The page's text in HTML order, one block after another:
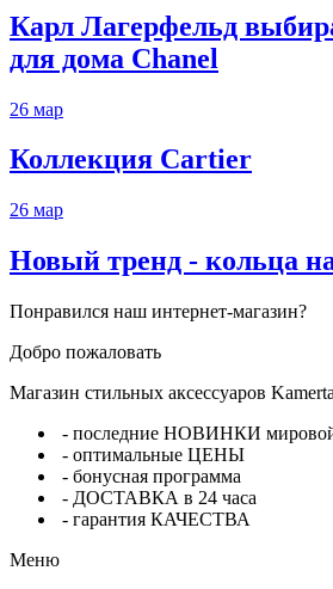
Карл Лагерфельд
для дома Chanel
26 мар
Коллекция Cartier
26 мар
Новый тренд - кольца
Понравился наш интернет-магазин?
Добро пожаловать
Магазин стильных аксессуаров
- последние НОВИНКИ
- оптимальные ЦЕНЫ
- бонусная программа
- ДОСТАВКА в 24 часа
- гарантия КАЧЕСТВА
Меню